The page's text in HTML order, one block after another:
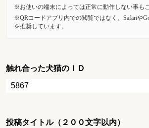
お使いの端末によっては正常に動作しない事も
QRコードアプリ内での閲覧ではなく、Safariや
を推奨しています。
触れ合った犬猫のＩＤ
投稿タイトル（２００文字以内）